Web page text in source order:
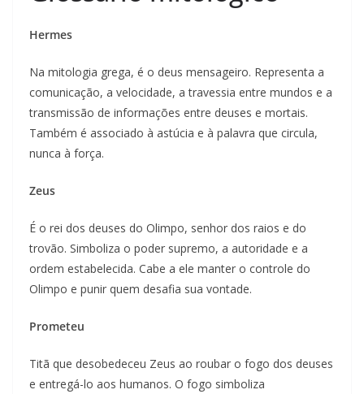
Hermes
Na mitologia grega, é o deus mensageiro. Representa a
comunicação, a velocidade, a travessia entre mundos e a
transmissão de informações entre deuses e mortais.
Também é associado à astúcia e à palavra que circula,
nunca à força.
Zeus
É o rei dos deuses do Olimpo, senhor dos raios e do
trovão. Simboliza o poder supremo, a autoridade e a
ordem estabelecida. Cabe a ele manter o controle do
Olimpo e punir quem desafia sua vontade.
Prometeu
Titã que desobedeceu Zeus ao roubar o fogo dos deuses
e entregá-lo aos humanos. O fogo simboliza